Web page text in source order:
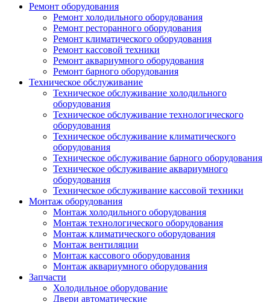
Ремонт оборудования
Ремонт холодильного оборудования
Ремонт ресторанного оборудования
Ремонт климатического оборудования
Ремонт кассовой техники
Ремонт аквариумного оборудования
Ремонт барного оборудования
Техническое обслуживание
Техническое обслуживание холодильного
оборудования
Техническое обслуживание технологического
оборудования
Техническое обслуживание климатического
оборудования
Техническое обслуживание барного оборудования
Техническое обслуживание аквариумного
оборудования
Техническое обслуживание кассовой техники
Монтаж оборудования
Монтаж холодильного оборудования
Монтаж технологического оборудования
Монтаж климатического оборудования
Монтаж вентиляции
Монтаж кассового оборудования
Монтаж аквариумного оборудования
Запчасти
Холодильное оборудование
Двери автоматические